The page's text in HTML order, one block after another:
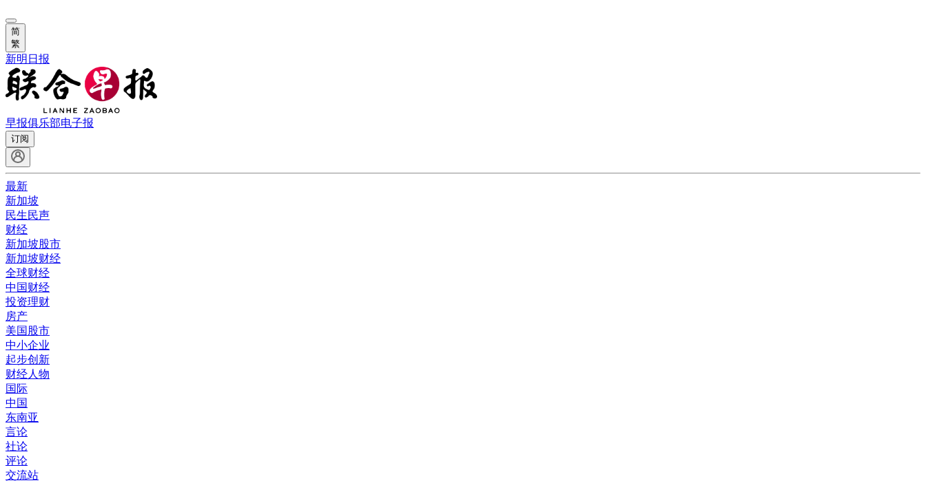
简
繁
新明日报
早报俱乐部电子报
订阅
最新
新加坡
民生民声
财经
新加坡股市
新加坡财经
全球财经
中国财经
投资理财
房产
美国股市
中小企业
起步创新
财经人物
国际
中国
东南亚
言论
社论
评论
交流站